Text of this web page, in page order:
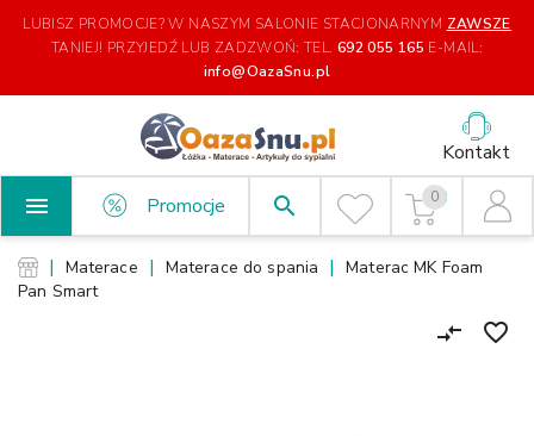
LUBISZ PROMOCJE? W NASZYM SALONIE STACJONARNYM ZAWSZE
TANIEJ! PRZYJEDŹ LUB ZADZWOŃ: TEL. 692 055 165 E-MAIL:
info@OazaSnu.pl
Kontakt
 Promocje search 0
Materace Materace do spania
Materac MK Foam
Pan Smart
favorite_border
compare_arrows